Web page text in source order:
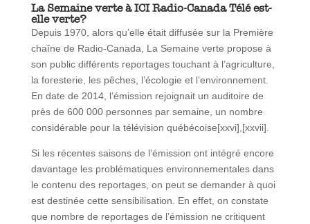
La Semaine verte à ICI Radio-Canada Télé est-
elle verte?
Depuis 1970, alors qu’elle était diffusée sur la Première
chaîne de Radio-Canada, La Semaine verte propose à
son public différents reportages touchant à l’agriculture,
la foresterie, les pêches, l’écologie et l’environnement.
En date de 2014, l’émission rejoignait un auditoire de
près de 600 000 personnes par semaine, un nombre
considérable pour la télévision québécoise[xxvi],[xxvii].
Si les récentes saisons de l’émission ont intégré encore
davantage les problématiques environnementales dans
le contenu des reportages, on peut se demander à quoi
est destinée cette sensibilisation. En effet, on constate
que nombre de reportages de l’émission ne critiquent